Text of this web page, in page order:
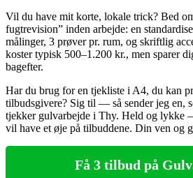
Vil du have mit korte, lokale trick? Bed
fugtrevision” inden arbejde: en
målinger, 3 prøver pr. rum, og skriftlig
koster typisk 500–1.200 kr., men sparer
bagefter.
Har du brug for en tjekliste i A4, du kan
tilbudsgivere? Sig til — så sender jeg en,
tjekker gulvarbejde i Thy. Held og lykke
vil have et øje på tilbuddene. Din ven og
Få 3 tilbud på